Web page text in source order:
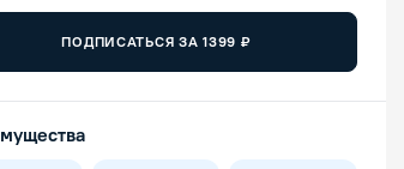
ПОДПИСАТЬСЯ ЗА1399 ₽